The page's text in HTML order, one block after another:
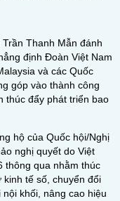
Thanh Mẫn đánh
định Đoàn Việt Nam
và các Quốc
góp vào thành công
thúc đẩy phát triển bao
hộ của Quốc hội/Nghị
nghị quyết do Việt
thông qua nhằm thúc
tế số, chuyển đổi
khối, nâng cao hiệu